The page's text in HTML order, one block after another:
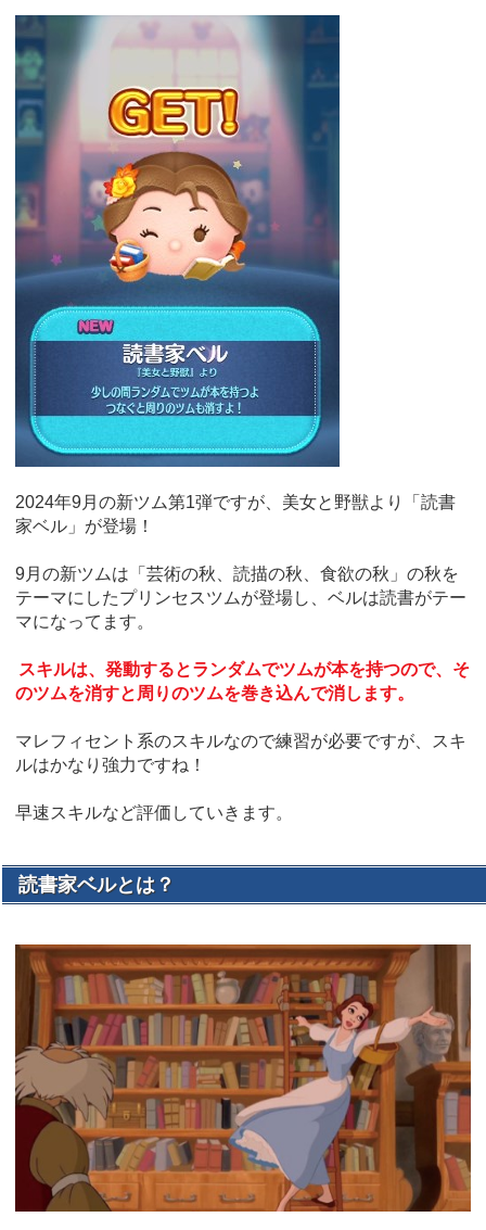
2024年9月の新ツム第1弾ですが、美女と野獣より「読書
家ベル」が登場！
9月の新ツムは「芸術の秋、読描の秋、食欲の秋」の秋を
テーマにしたプリンセスツムが登場し、ベルは読書がテー
マになってます。
スキルは、発動するとランダムでツムが本を持つので、そ
のツムを消すと周りのツムを巻き込んで消します。
マレフィセント系のスキルなので練習が必要ですが、スキ
ルはかなり強力ですね！
早速スキルなど評価していきます。
読書家ベルとは？